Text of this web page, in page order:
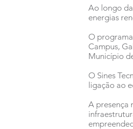
Ao longo
energias
O
Campus,
Município
O Sines
ligação ao
A presença